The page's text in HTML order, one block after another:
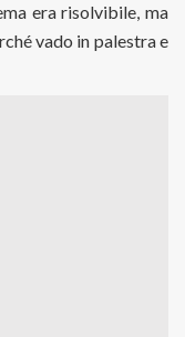
era risolvibile, ma
vado in palestra e